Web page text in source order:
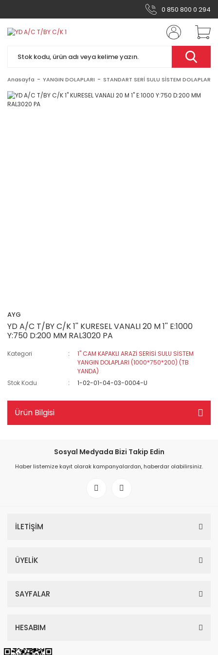
0 850 800 0 294
Anasayfa YANGIN DOLAPLARI STANDART SERİ SULU SİSTEM DOLAPLAR
AYG
YD A/C T/BY C/K 1'' KURESEL VANALI 20 M 1'' E:1000
Y:750 D:200 MM RAL3020 PA
Kategori
1" CAM KAPAKLI ARAZİ SERİSİ SULU SİSTEM
YANGIN DOLAPLARI (1000*750*200) (TB
YANDA)
Stok Kodu
1-02-01-04-03-0004-U
Ürün Bilgisi
Sosyal Medyada Bizi Takip Edin
Haber listemize kayıt olarak kampanyalardan, haberdar olabilirsiniz.
İLETİŞİM
ÜYELİK
SAYFALAR
HESABIM